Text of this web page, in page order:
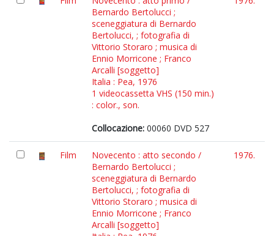
Bernardo Bertolucci ;
sceneggiatura di Bernardo
Bertolucci, ; fotografia di
Vittorio Storaro ; musica di
Ennio Morricone ; Franco
Arcalli [soggetto]
Italia : Pea, 1976
1 videocassetta VHS (150 min.)
: color., son.
Collocazione: 00060 DVD 527
Film
Novecento : atto secondo /
Bernardo Bertolucci ;
sceneggiatura di Bernardo
Bertolucci, ; fotografia di
Vittorio Storaro ; musica di
Ennio Morricone ; Franco
Arcalli [soggetto]
1976.